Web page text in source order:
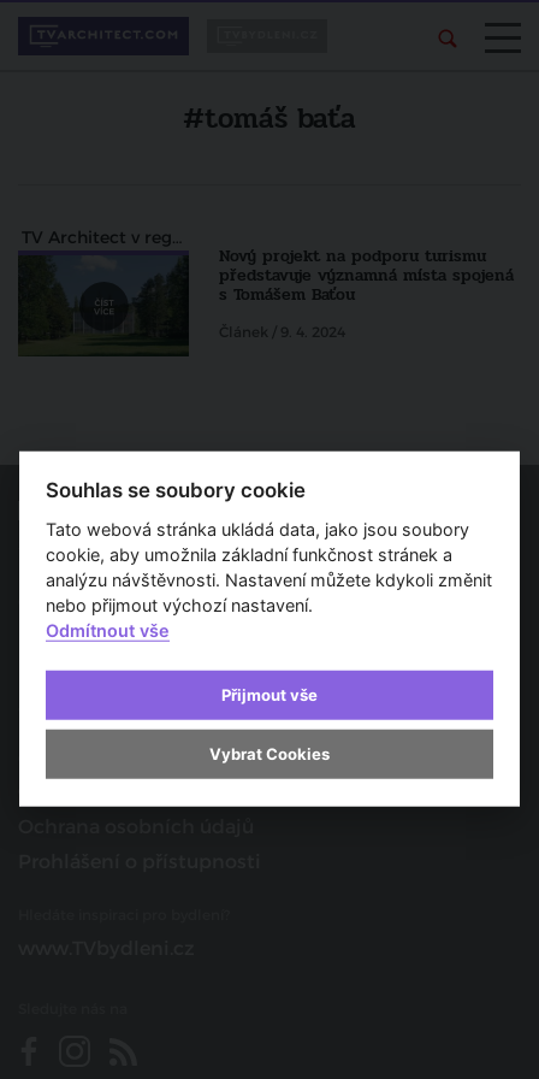
#tomáš baťa
TV Architect v regionech
Nový projekt na podporu turismu
představuje významná místa spojená
s Tomášem Baťou
Článek / 9. 4. 2024
Spojujeme svět architektury
O nás
Provozovatel
Kontakt
Spolupracujte s námi
Souhlas se soubory cookie
Tato webová stránka ukládá data, jako jsou soubory
cookie, aby umožnila základní funkčnost stránek a
analýzu návštěvnosti. Nastavení můžete kdykoli změnit
nebo přijmout výchozí nastavení.
Odmítnout vše
Přijmout vše
Vybrat Cookies